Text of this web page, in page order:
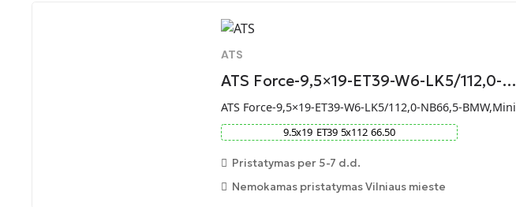
ATS
ATS Force-9,5×19-ET39-W6-LK5/112,0-…
ATS Force-9,5×19-ET39-W6-LK5/112,0-NB66,5-BMW,Mini
9.5x19 ET39 5x112 66.50
Pristatymas per 5-7 d.d.
Nemokamas pristatymas Vilniaus mieste